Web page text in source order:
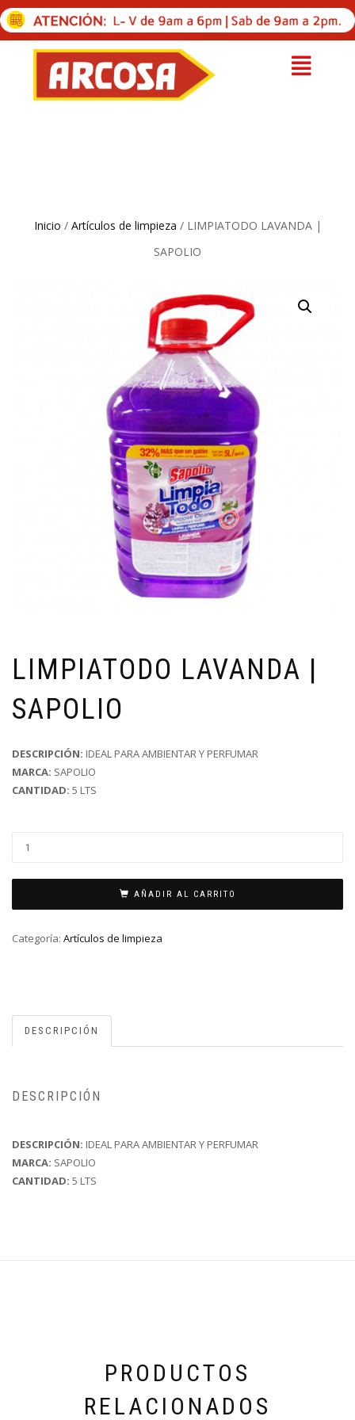
Inicio / Artículos de limpieza / LIMPIATODO LAVANDA |
SAPOLIO
LIMPIATODO LAVANDA |
SAPOLIO
DESCRIPCIÓN: IDEAL PARA AMBIENTAR Y PERFUMAR
MARCA: SAPOLIO
CANTIDAD: 5 LTS
AÑADIR AL CARRITO
Categoría: Artículos de limpieza
DESCRIPCIÓN
DESCRIPCIÓN
DESCRIPCIÓN: IDEAL PARA AMBIENTAR Y PERFUMAR
MARCA: SAPOLIO
CANTIDAD: 5 LTS
PRODUCTOS
RELACIONADOS